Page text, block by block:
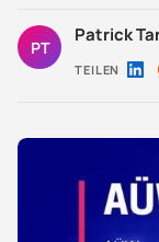
PT
Patrick
TEILEN Auf